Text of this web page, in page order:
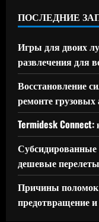
ПОСЛЕДНИЕ
Игры для двоих
развлечения для
Восстановление
ремонте
Termidesk
дешевые
Причины поломок
предотвращение